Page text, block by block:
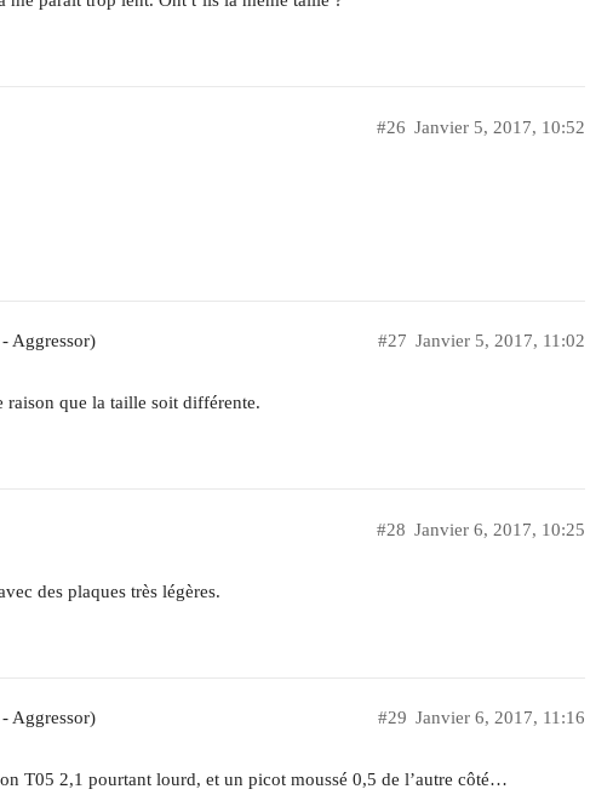
Janvier 5, 2017, 10:52
#26
Aggressor) Janvier 5, 2017, 11:02
#27
raison que la taille soit différente.
Janvier 6, 2017, 10:25
#28
des plaques très légères.
Aggressor) Janvier 6, 2017, 11:16
#29
T05 2,1 pourtant lourd, et un picot moussé 0,5 de l’autre côté…